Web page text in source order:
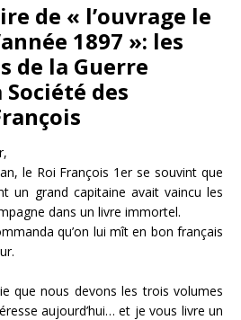
de « l’ouvrage le
1897 »: les
de la Guerre
des
le Roi François 1er se souvint que
un grand capitaine avait vaincu les
dans un livre immortel.
qu’on lui mît en bon français
que nous devons les trois volumes
aujourd’hui… et je vous livre un